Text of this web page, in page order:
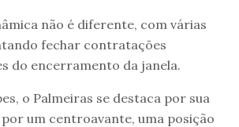
não é diferente, com várias
fechar contratações
do encerramento da janela.
o Palmeiras se destaca por sua
um centroavante, uma posição